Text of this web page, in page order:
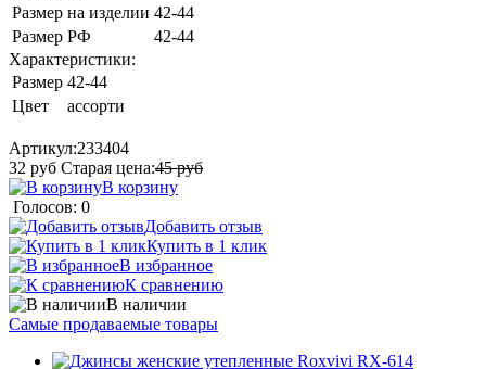
Размер на изделии 42-44
Размер РФ
42-44
Характеристики:
Размер 42-44
Цвет
ассорти
Артикул:233404
32 руб Старая цена:45руб
В корзину
Голосов: 0
Добавить отзыв
Купить в 1 клик
В избранное
К сравнению
В наличии
Самые продаваемые товары